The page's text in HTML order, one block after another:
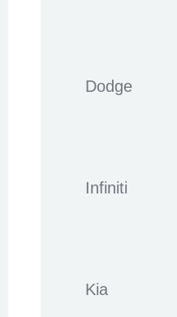
Dodge
Infiniti
Kia